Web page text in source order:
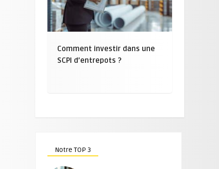
Comment investir dans une
SCPI d’entrepots ?
Notre TOP 3